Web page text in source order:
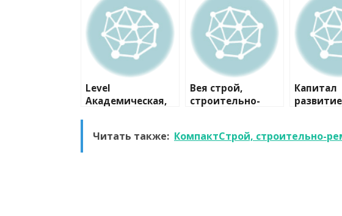
Level
Академическая,
Вея строй,
строительно-
Капитал
Читать также: КомпактСтрой, строительно-